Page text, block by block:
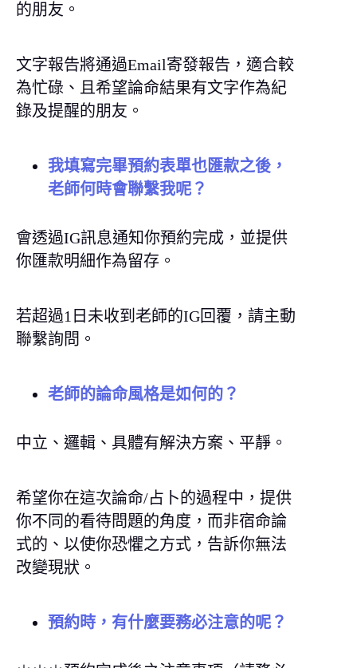
的朋友。
文字報告將通過Email寄發報告，適合較
為忙碌、且希望論命結果有文字作為紀
錄及提醒的朋友。
我填寫完畢預約表單也匯款之後，
老師何時會聯繫我呢？
會透過IG訊息通知你預約完成，並提供
你匯款明細作為留存。
若超過1日未收到老師的IG回覆，請主動
聯繫詢問。
老師的論命風格是如何的？
中立、邏輯、具體有解決方案、平靜。
希望你在這次論命/占卜的過程中，提供
你不同的看待問題的角度，而非宿命論
式的、以使你恐懼之方式，告訴你無法
改變現狀。
預約時，有什麼要務必注意的呢？